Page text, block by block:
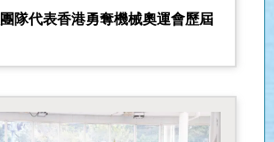
隊代表香港勇奪機械奧運會歷屆